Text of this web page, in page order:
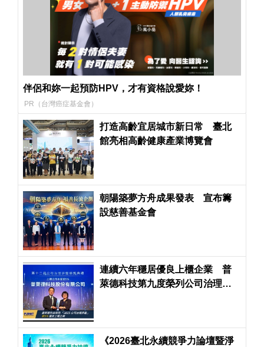
伴侶和妳一起預防HPV，才有資格說愛妳！
PR（台灣癌症基金會）
打造高齡宜居城市新日常 臺北
館亮相高齡健康產業博覽會
朝陽築夢方舟成果發表 宣布籌
設慈善基金會
連續六年穩居優良上櫃企業 普
萊德科技第九度榮列公司治理評
《2026臺北永續競爭力論壇暨淨